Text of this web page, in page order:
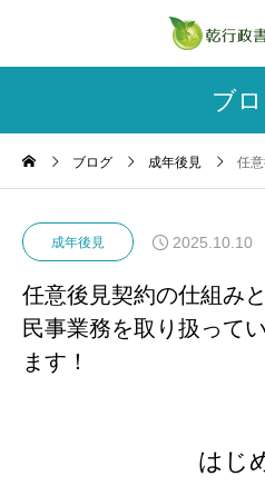
ブ
ブログ 成年後見 任
成年後見 2025.10.10
任意後見契約の仕組み
民事業務を取り扱って
ます！
はじ